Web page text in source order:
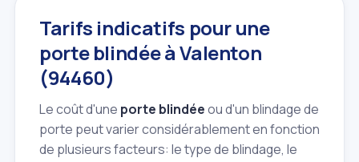
Tarifs indicatifs pour une
porte blindée à Valenton
(94460)
Le coût d'une porte blindéeou d'un blindage de
porte peut varier considérablement en fonction
de plusieurs facteurs: le type de blindage, le